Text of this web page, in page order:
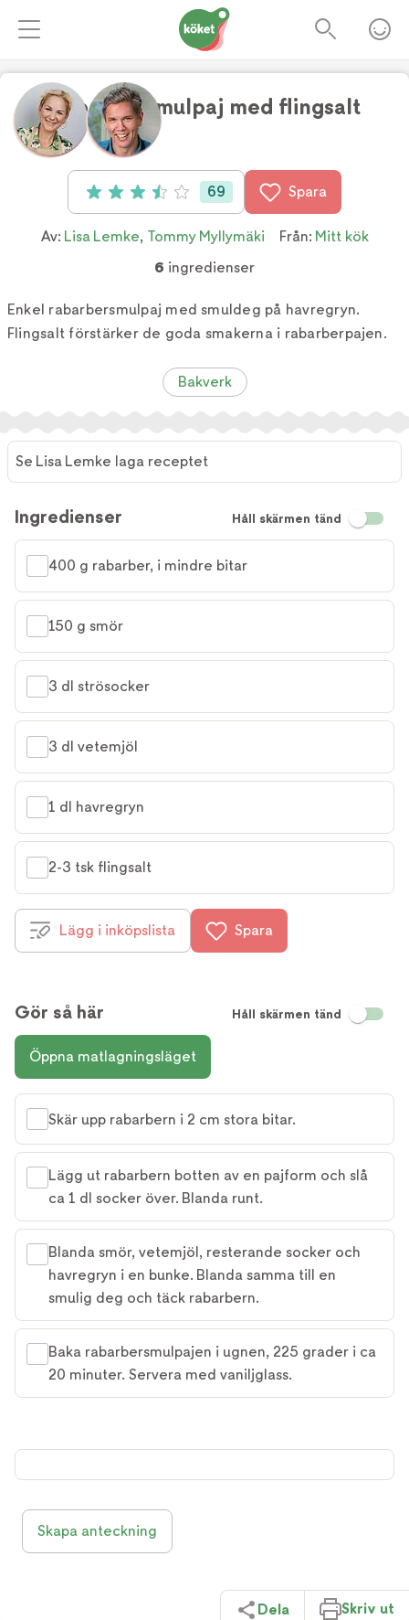
Rabarbersmulpaj med flingsalt
Betyg: 3.5 av 5 (69 röster)
69 Spara
Av: Lisa Lemke, Tommy Myllymäki Från: Mitt kök
6 ingredienser
Enkel rabarbersmulpaj med smuldeg på havregryn.
Flingsalt förstärker de goda smakerna i rabarberpajen.
Bakverk
Se Lisa Lemke laga receptet
Ingredienser Håll skärmen tänd
400 g rabarber, i mindre bitar
150 g smör
3 dl strösocker
3 dl vetemjöl
1 dl havregryn
2-3 tsk flingsalt
Lägg i inköpslista Spara
Gör så här Håll skärmen tänd
Öppna matlagningsläget
Skär upp rabarbern i 2 cm stora bitar.
Lägg ut rabarbern botten av en pajform och slå
ca 1 dl socker över. Blanda runt.
Blanda smör, vetemjöl, resterande socker och
havregryn i en bunke. Blanda samma till en
smulig deg och täck rabarbern.
Baka rabarbersmulpajen i ugnen, 225 grader i ca
20 minuter. Servera med vaniljglass.
Skapa anteckning
Dela Skriv ut